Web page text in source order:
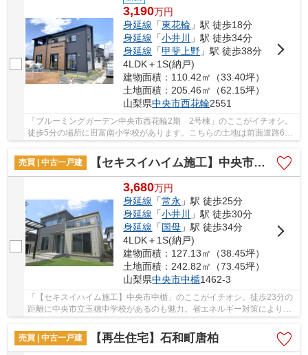
3,190万円
身延線 「東花輪 」駅 徒歩18分
身延線 「小井川
」駅 徒歩34分
身延線 「甲斐上野 」駅 徒歩38分
4LDK＋1S(納戸)
建物面積：110.42㎡（33.40坪）
土地面積：205.46㎡（62.15坪）
山梨県中央市西花輪2551
「ブルーミングガーデン中央市西花輪2期 2号棟」のここがイチオシ。
徒歩5分の場所に田富南小学校があります。こちらの土地は前面道路6m
以上です。コチラの物件は、新築の戸建て物件で...
売買 | 中古一戸建
【セキスイハイム施工】中央市中楯
3,680万円
身延線 「常永 」駅 徒歩25分
身延線 「小井川 」駅 徒歩30分
身延線 「国母 」駅 徒歩34分
4LDK＋1S(納戸)
建物面積：127.13㎡（38.45坪）
土地面積：242.82㎡（73.45坪）
山梨県中央市中楯1462-3
「【セキスイハイム施工】中央市中楯」のここがイチオシ。徒歩23分の
距離に中央市立玉穂中学校があるのも魅力。省エネルギー対策により断
熱性も高く、空調設備費も抑えられます。ベタ...
売買 | 中古一戸建
【再生住宅】石和町唐柏